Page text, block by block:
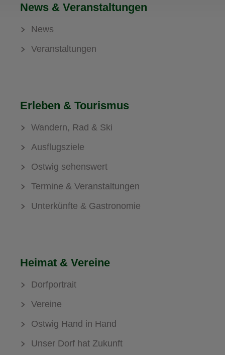
News & Veranstaltungen
News
Veranstaltungen
Erleben & Tourismus
Wandern, Rad & Ski
Ausflugsziele
Ostwig sehenswert
Termine & Veranstaltungen
Unterkünfte & Gastronomie
Heimat & Vereine
Dorfportrait
Vereine
Ostwig Hand in Hand
Unser Dorf hat Zukunft